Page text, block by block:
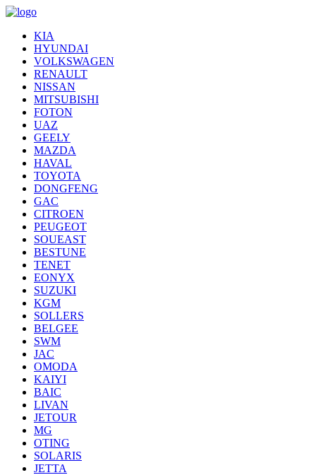
KIA
HYUNDAI
VOLKSWAGEN
RENAULT
NISSAN
MITSUBISHI
FOTON
UAZ
GEELY
MAZDA
HAVAL
TOYOTA
DONGFENG
GAC
CITROEN
PEUGEOT
SOUEAST
BESTUNE
TENET
EONYX
SUZUKI
KGM
SOLLERS
BELGEE
SWM
JAC
OMODA
KAIYI
BAIC
LIVAN
JETOUR
MG
OTING
SOLARIS
JETTA